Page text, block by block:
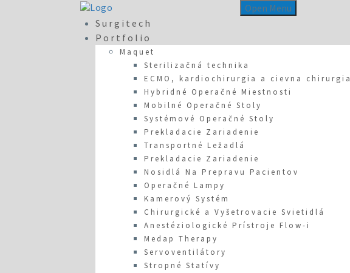
Open Menu
Surgitech
Portfolio
Maquet
Sterilizačná technika
ECMO, kardiochirurgia a cievna chirurgia
Hybridné Operačné Miestnosti
Mobilné Operačné Stoly
Systémové Operačné Stoly
Prekladacie Zariadenie
Transportné Ležadlá
Prekladacie Zariadenie
Nosidlá Na Prepravu Pacientov
Operačné Lampy
Kamerový Systém
Chirurgické a Vyšetrovacie Svietidlá
Anestéziologické Prístroje Flow-i
Medap Therapy
Servoventilátory
Stropné Statívy